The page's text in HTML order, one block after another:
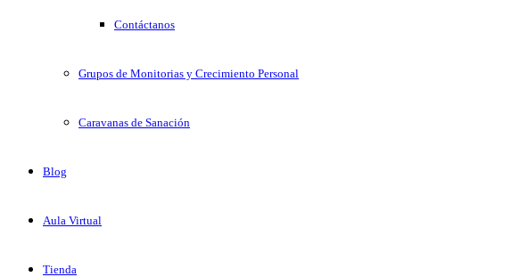
Contáctanos
Grupos de Monitorias y Crecimiento Personal
Caravanas de Sanación
Blog
Aula Virtual
Tienda